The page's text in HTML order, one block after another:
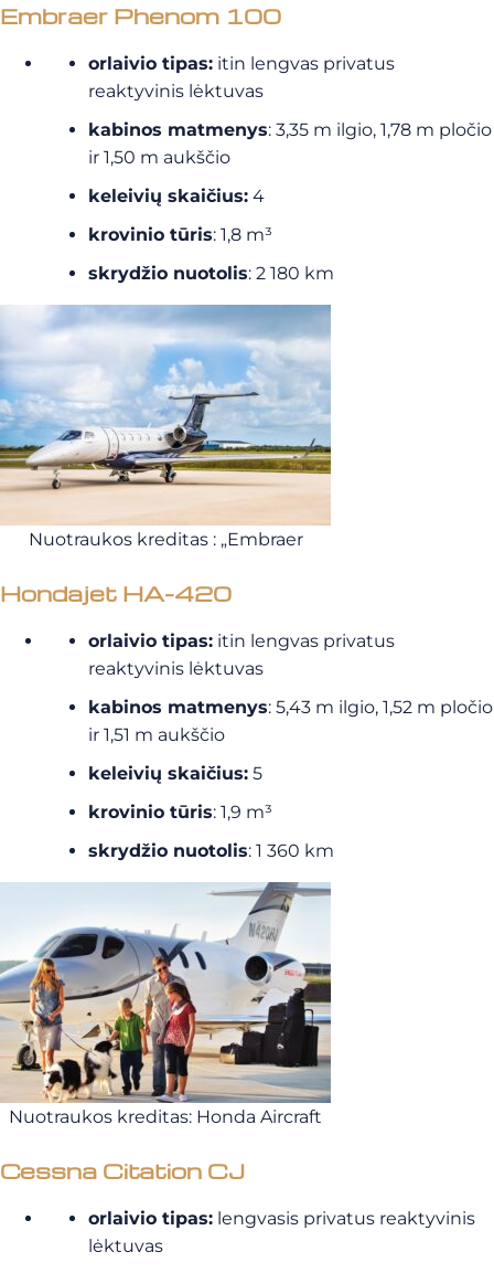
Embraer Phenom 100
orlaivio tipas: itin lengvas privatus
reaktyvinis lėktuvas
kabinos matmenys: 3,35 m ilgio, 1,78 m pločio
ir 1,50 m aukščio
keleivių skaičius: 4
krovinio tūris: 1,8 m³
skrydžio nuotolis: 2 180 km
Nuotraukos kreditas : „Embraer
Hondajet HA-420
orlaivio tipas: itin lengvas privatus
reaktyvinis lėktuvas
kabinos matmenys: 5,43 m ilgio, 1,52 m pločio
ir 1,51 m aukščio
keleivių skaičius: 5
krovinio tūris: 1,9 m³
skrydžio nuotolis: 1 360 km
Nuotraukos kreditas: Honda Aircraft
Cessna Citation CJ
orlaivio tipas: lengvasis privatus reaktyvinis
lėktuvas